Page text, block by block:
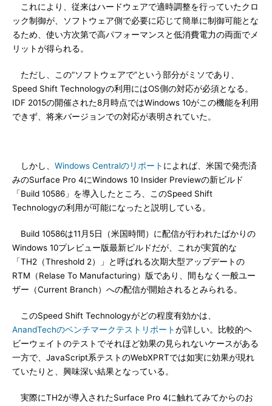
これにより、従来はハードウェアで適時調整を行っていたクロ
ック制御が、ソフトウェア側で必要に応じて簡単に制御可能とな
るため、使い方次第で高パフォーマンスと低消費電力の両面でメ
リットが得られる。
ただし、この“ソフトウェアで”という部分がミソであり、
Speed Shift Technologyの利用にはOS側の対応が必須となる。
IDF 2015の開催された8月時点ではWindows 10がこの機能を利用
できず、将来バージョンでの対応が表明されていた。
しかし、 Windows Centralのリポート によれば、米国で発売済
みのSurface Pro 4にWindows 10 Insider Previewの新ビルド
「Build 10586」を導入したところ、このSpeed Shift
Technologyの利用が可能になったと説明している。
Build 10586は11月5日（米国時間）に配信が行われたばかりの
Windows 10プレビュー版最新ビルドだが、これが実質的な
「TH2（Threshold 2）」と呼ばれる次期大型アップデートの
RTM（Relase To Manufacturing）版であり、間もなく一般ユー
ザー（Current Branch）への配信が開始されるとみられる。
このSpeed Shift Technologyがどの程度有効かは、
AnandTechのベンチマークテストリポートが詳しい。比較的ヘ
ビーウェイトのテストでそれほど効果の見られないケースがある
一方で、JavaScript系テストのWebXPRTでは如実に効果が現れ
ていたりと、興味深い結果となっている。
実際にTH2が導入されたSurface Pro 4に触れてみてからのお